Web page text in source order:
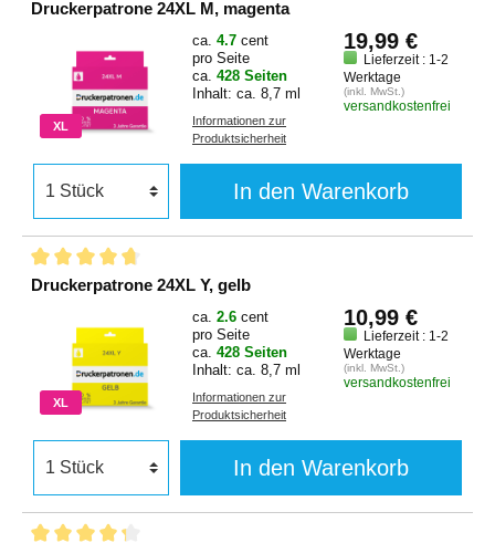
Druckerpatrone 24XL M, magenta
XL
ca. 4.7 cent
pro Seite
ca. 428 Seiten
Inhalt: ca. 8,7 ml
Informationen zur
Produktsicherheit
19,99 €
Lieferzeit : 1-2
Werktage
(inkl. MwSt.)
versandkostenfrei
In den Warenkorb
Druckerpatrone 24XL Y, gelb
XL
ca. 2.6 cent
pro Seite
ca. 428 Seiten
Inhalt: ca. 8,7 ml
Informationen zur
Produktsicherheit
10,99 €
Lieferzeit : 1-2
Werktage
(inkl. MwSt.)
versandkostenfrei
In den Warenkorb